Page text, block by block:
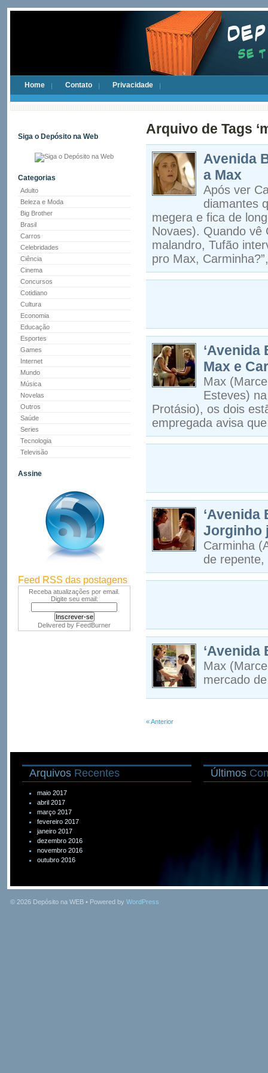
Home Contato Privacidade
Siga o Depósito na Web
Categorias
Adulto
Beleza e Moda
Big Brother
Brasil
Carros
Celebridades
Ciência
Cinema
Concursos
Cotidiano
Cultura
Economia
Educação
Esportes
Games
Internet
Mundo
Música
Novelas
Outros
Saúde
Series
Tecnologia
Televisão
Assine
Feed RSS das postagens
Receba atualizações por email.
Digite seu email:
Delivered by FeedBurner
Arquivo de Tags
Avenida
a Max
Após ver
diamantes
megera e fica de
Novaes). Quando vê
malandro, Tufão
pro Max,
‘Avenida
Max e
Max
Esteves)
Protásio), os dois
empregada avisa
‘Avenida
Jorginho
Carminha
de
‘Avenida
Max
mercado
« Anterior
Arquivos Recentes
maio 2017
abril 2017
março 2017
fevereiro 2017
janeiro 2017
dezembro 2016
novembro 2016
outubro 2016
Últimos
© 2026 Depósito na WEB • Powered by WordPress